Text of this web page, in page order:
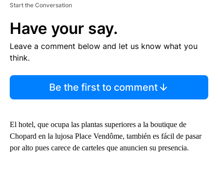
Start the Conversation
Have your say.
Leave a comment below and let us know what you
think.
Be the first to comment
El hotel, que ocupa las plantas superiores a la boutique de
Chopard en la lujosa Place Vendôme, también es fácil de pasar
por alto pues carece de carteles que anuncien su presencia.